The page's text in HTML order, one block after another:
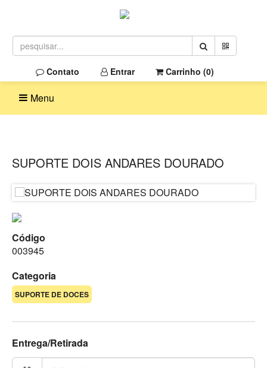
Contato Entrar Carrinho (0)
Menu
SUPORTE DOIS ANDARES DOURADO
Código
003945
Categoria
SUPORTE DE DOCES
Entrega/Retirada